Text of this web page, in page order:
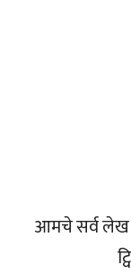
आमचे सर्व लेख